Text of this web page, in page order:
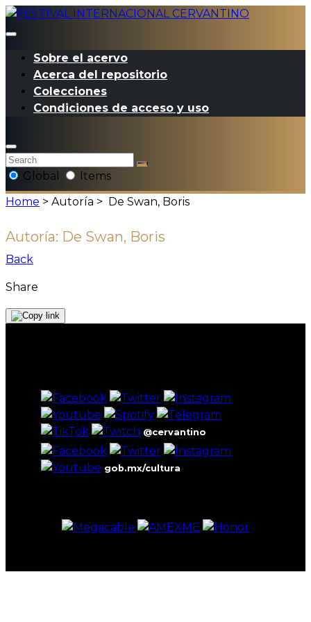
Sobre el acervo
Acerca del repositorio
Colecciones
Condiciones de acceso y uso
Global
Items
Home > Autoría > De Swan, Boris
Autoría: De Swan, Boris
Back
Share
@cervantino
gob.mx/cultura